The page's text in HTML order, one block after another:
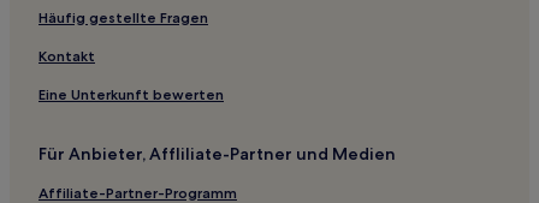
Häufig gestellte Fragen
Kontakt
Eine Unterkunft bewerten
Für Anbieter, Affliliate-Partner und Medien
Affiliate-Partner-Programm